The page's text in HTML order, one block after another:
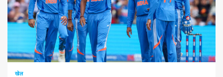
1 न्यूनतम पढ़ा
खेल